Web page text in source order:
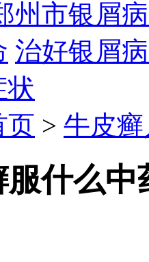
州市银屑
治好银屑
状
页 > 牛皮
什么